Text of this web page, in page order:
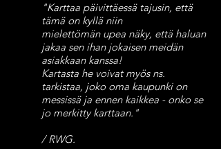
"Karttaa päivittäessä tajusin, että
tämä on kyllä niin
mielettömän upea näky, että haluan
jakaa sen ihan jokaisen meidän
asiakkaan kanssa!
Kartasta he voivat myös ns.
tarkistaa, joko oma kaupunki on
messissä ja ennen kaikkea - onko se
jo merkitty karttaan."
/ RWG.